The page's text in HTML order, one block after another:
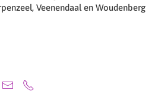
Veenendaal en Woudenberg